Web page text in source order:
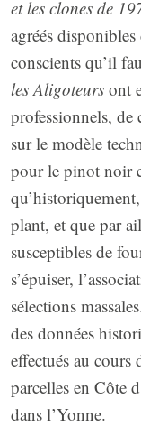
et les clones de
agréés
conscients qu’il
les Aligoteurs ont
professionnels, de
sur le modèle
pour le pinot noir
plant, et que par
susceptibles de
s’épuiser,
sélections
des données
effectués au cours
parcelles en Côte
dans l’Yonne.